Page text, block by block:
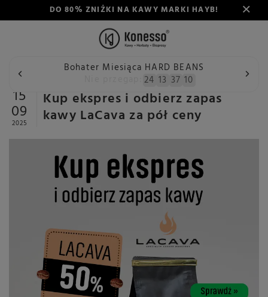
DO 80% ZNIŻKI NA KAWY MARKI HAYB!
Bohater Miesiąca HARD BEANS
24 13 37 10
Wstecz Konesso Aktualności Kup ekspres i odbierz
15
09
2025
Kup ekspres i odbierz zapas
kawy LaCava za pół ceny